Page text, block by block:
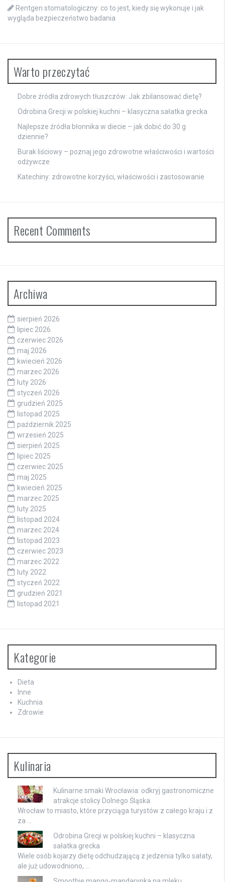
Rentgen stomatologiczny: co to jest, kiedy się wykonuje i jak
wygląda bezpieczeństwo badania
Warto przeczytać
Dobre źródła zdrowych tłuszczów: Jak zbilansować dietę?
Odrobina Grecji w polskiej kuchni – klasyczna sałatka grecka
Najlepsze źródła błonnika w diecie – jak dobić do 30 g
dziennie?
Burak liściowy – poznaj jego zdrowotne właściwości i wartości
odżywcze
Katechiny: zdrowotne korzyści, właściwości i zastosowanie
Recent Comments
Archiwa
sierpień 2026
lipiec 2026
czerwiec 2026
maj 2026
kwiecień 2026
marzec 2026
luty 2026
styczeń 2026
grudzień 2025
listopad 2025
październik 2025
wrzesień 2025
sierpień 2025
lipiec 2025
czerwiec 2025
maj 2025
kwiecień 2025
marzec 2025
luty 2025
listopad 2024
marzec 2024
listopad 2023
czerwiec 2023
marzec 2022
luty 2022
styczeń 2022
grudzień 2021
listopad 2021
Kategorie
Dieta
Inne
Kuchnia
Zdrowie
Kulinaria
Kulinarne smaki Wrocławia: odkryj gastronomiczne
atrakcje stolicy Dolnego Śląska
Wrocław to miasto, które przyciąga turystów z całego kraju i z
za …
Odrobina Grecji w polskiej kuchni – klasyczna
sałatka grecka
Wiele osób kojarzy dietę odchudzającą z jedzenia tylko sałaty,
ale już udowodniono, …